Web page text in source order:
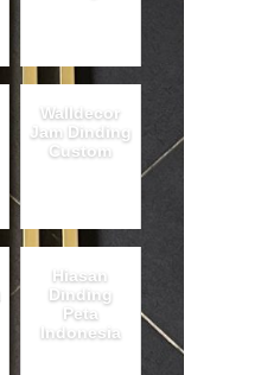
Walldecor
Jam Dinding
Custom
Hiasan
Dinding
Peta
Indonesia